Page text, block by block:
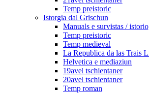
Temp preistoric
Istorgia dal Grischun
Manuals e survistas /
Temp preistoric
Temp medieval
La Republica da las Trais
Helvetica e mediaziun
19avel tschientaner
20avel tschientaner
Temp roman